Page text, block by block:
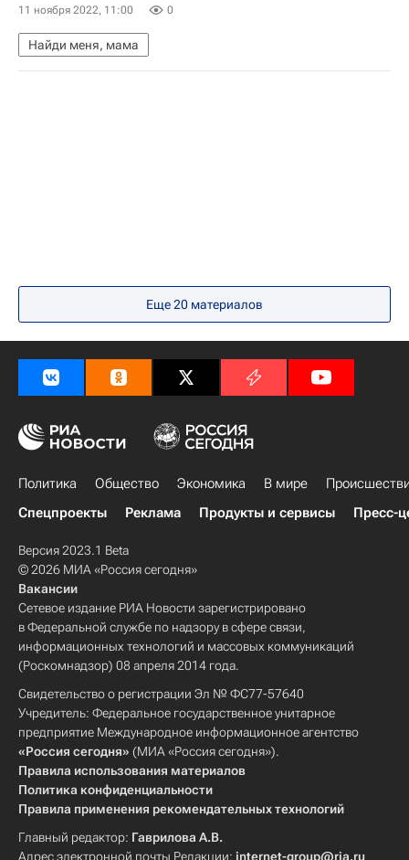
11 ноября 2022, 11:00 0
Найди меня, мама
Еще 20 материалов
Политика Общество Экономика В мире
Спецпроекты
Реклама Продукты и сервисы Пресс-
Версия 2023.1 Beta
© 2026 МИА «Россия сегодня»
Вакансии
Сетевое издание РИА Новости зарегистрировано
в Федеральной службе по надзору в сфере связи,
информационных технологий и массовых коммуникаций
(Роскомнадзор) 08 апреля 2014 года.
Свидетельство о регистрации Эл № ФС77-57640
Учредитель: Федеральное государственное унитарное
предприятие Международное информационное агентство
«Россия сегодня» (МИА «Россия сегодня»).
Правила использования материалов
Политика конфиденциальности
Правила применения рекомендательных технологий
Главный редактор: Гаврилова А.В.
Адрес электронной почты Редакции: internet-group@ria.ru